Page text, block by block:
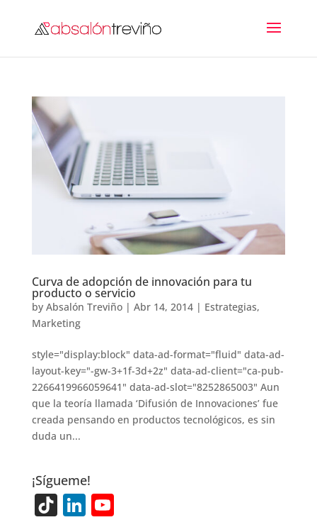
Curva de adopción de innovación para tu
producto o servicio
by Absalón Treviño| Abr 14, 2014| Estrategias,
Marketing
style="display:block" data-ad-format="fluid" data-ad-
layout-key="-gw-3+1f-3d+2z" data-ad-client="ca-pub-
2266419966059641" data-ad-slot="8252865003" Aun
que la teoría llamada ‘Difusión de Innovaciones’ fue
creada pensando en productos tecnológicos, es sin
duda un...
¡Sígueme!
Ti Li Y